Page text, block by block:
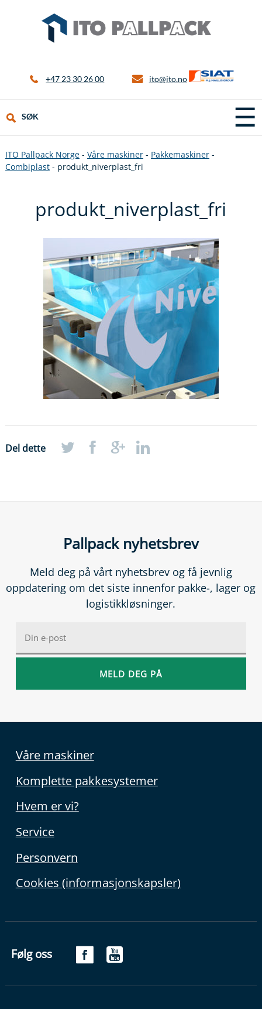
+47 23 30 26 00 ito@ito.no
☰
SØK
ITO Pallpack Norge- Våre maskiner- Pakkemaskiner-
Combiplast- produkt_niverplast_fri
produkt_niverplast_fri
Del dette
Pallpack nyhetsbrev
Meld deg på vårt nyhetsbrev og få jevnlig
oppdatering om det siste innenfor pakke-, lager og
logistikkløsninger.
Våre maskiner
Komplette pakkesystemer
Hvem er vi?
Service
Personvern
Cookies (informasjonskapsler)
Følg oss